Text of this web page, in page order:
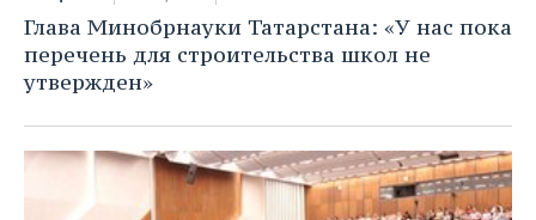
Глава Минобрнауки Татарстана: «У нас пока
перечень для строительства школ не
утвержден»